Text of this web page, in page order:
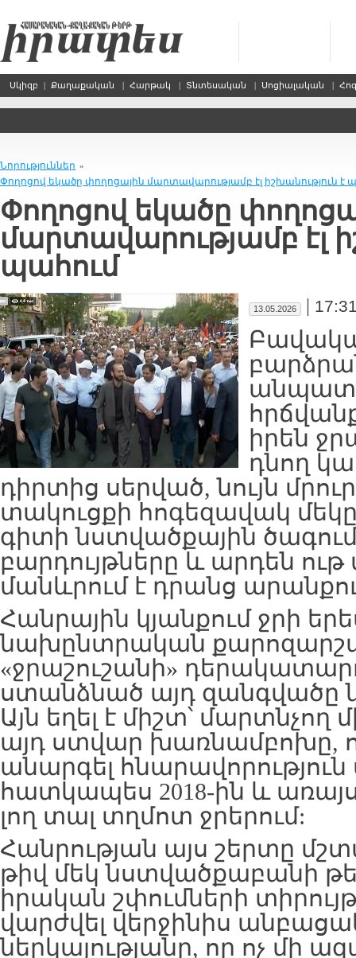
Սկիզբ | Քաղաքական | Հարթակ | Տնտեսական | Սոցիալական |
Նորություններ »
Փողոցով եկածը փողոցային մարտավարությամբ էլ իշխանություն է
Փողոցով եկածը
մարտավարությամբ էլ
պահում
13.05.2026 |
իրեն
դնող կա:
դիրտից սերված, նույն
տակուցքի հոգեզավակ
գիտի նստվածքային ծագում
բարդույթները և արդեն
մանևրում է դրանց
Հանրային կյանքում ջրի
նախընտրական
«ջրաշուշանի»
ստանձնած այդ զանգվածը
Այն եղել է միշտ՝ մարտնչող
այդ ստվար խառնամբոխը,
անարգել
հատկապես 2018-ին և
լող տալ տղմոտ ջրերում:
Հանրության այս շերտը
թիվ մեկ նստվածքաբանի
իրական շփումների
վարժվել վերջինիս
ներկայությանը, որ ոչ մի